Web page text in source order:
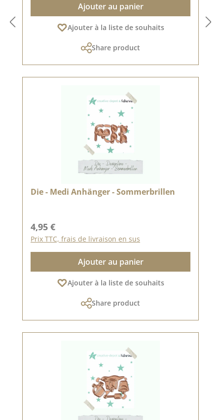
Ajouter au panier
Ajouter à la liste de souhaits
Share product
Die - Medi Anhänger - Sommerbrillen
Prix régulier :
4,95 €
Prix TTC, frais de livraison en sus
Ajouter au panier
Ajouter à la liste de souhaits
Share product